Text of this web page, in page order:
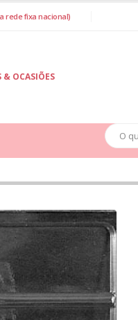
rede fixa nacional)
& OCASIÕES